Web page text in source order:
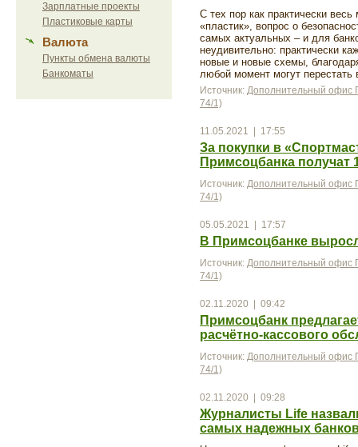
Зарплатные проекты
Пластиковые карты
Валюта
Пункты обмена валюты
Банкоматы
С тех пор как практически
«пластик», вопрос о
самых актуальных – и для
неудивительно: практически
новые и новые схемы,
любой момент могут перестать
Источник: Дополнительный офис
74/1)
11.05.2021 | 17:55
За покупки в
Примсоцбанка получат
Источник: Дополнительный офис
74/1)
05.05.2021 | 17:57
В Примсоцбанке
Источник: Дополнительный офис
74/1)
02.11.2020 | 09:42
Примсоцбанк
расчётно-кассового
Источник: Дополнительный офис
74/1)
02.11.2020 | 09:28
Журналисты Life
самых надежных